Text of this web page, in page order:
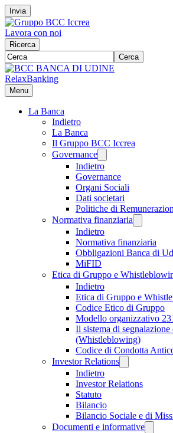
Invia
Lavora con noi
Ricerca
Cerca
RelaxBanking
Menu
La Banca
Indietro
La Banca
Il Gruppo BCC Iccrea
Governance
Indietro
Governance
Organi Sociali
Dati societari
Politiche di
Normativa finanziaria
Indietro
Normativa finanziaria
Obbligazioni Banca di
MiFID
Etica di Gruppo e
Indietro
Etica di Gruppo e
Codice Etico di Gruppo
Modello organizzativo
Il sistema di
(Whistleblowing)
Codice di Condotta
Investor Relations
Indietro
Investor Relations
Statuto
Bilancio
Bilancio Sociale e di
Documenti e informative